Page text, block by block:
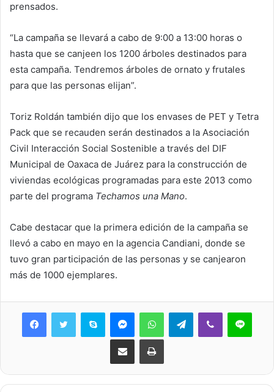
prensados.
“La campaña se llevará a cabo de 9:00 a 13:00 horas o
hasta que se canjeen los 1200 árboles destinados para
esta campaña. Tendremos árboles de ornato y frutales
para que las personas elijan”.
Toriz Roldán también dijo que los envases de PET y Tetra
Pack que se recauden serán destinados a la Asociación
Civil Interacción Social Sostenible a través del DIF
Municipal de Oaxaca de Juárez para la construcción de
viviendas ecológicas programadas para este 2013 como
parte del programa Techamos una Mano.
Cabe destacar que la primera edición de la campaña se
llevó a cabo en mayo en la agencia Candiani, donde se
tuvo gran participación de las personas y se canjearon
más de 1000 ejemplares.
Skype MessengerWhatsAppTelegramViber Line
Share via Email Print